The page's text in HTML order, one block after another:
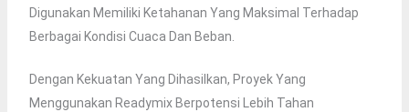
Digunakan Memiliki Ketahanan Yang Maksimal Terhadap
Berbagai Kondisi Cuaca Dan Beban.
Dengan Kekuatan Yang Dihasilkan, Proyek Yang
Menggunakan Readymix Berpotensi Lebih Tahan